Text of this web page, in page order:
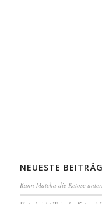
NEUESTE
Kann Matcha die Ketose